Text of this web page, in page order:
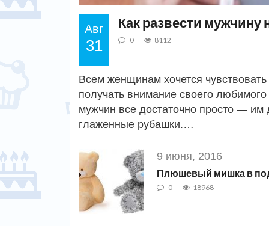
Авг
31
Как развести мужчину
0 8112
Всем женщинам хочется
получать внимание своего
мужчин все достаточно просто — им
глаженные рубашки.…
9 июня, 2016
Плюшевый мишка в
0 18968